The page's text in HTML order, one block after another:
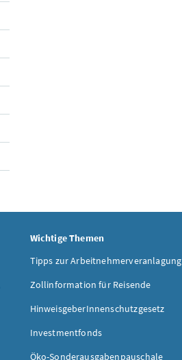
Wichtige Themen
Tipps zur Arbeitnehmerveranlagung
Zollinformation für Reisende
HinweisgeberInnenschutzgesetz
Investmentfonds
Öko-Sonderausgabenpauschale